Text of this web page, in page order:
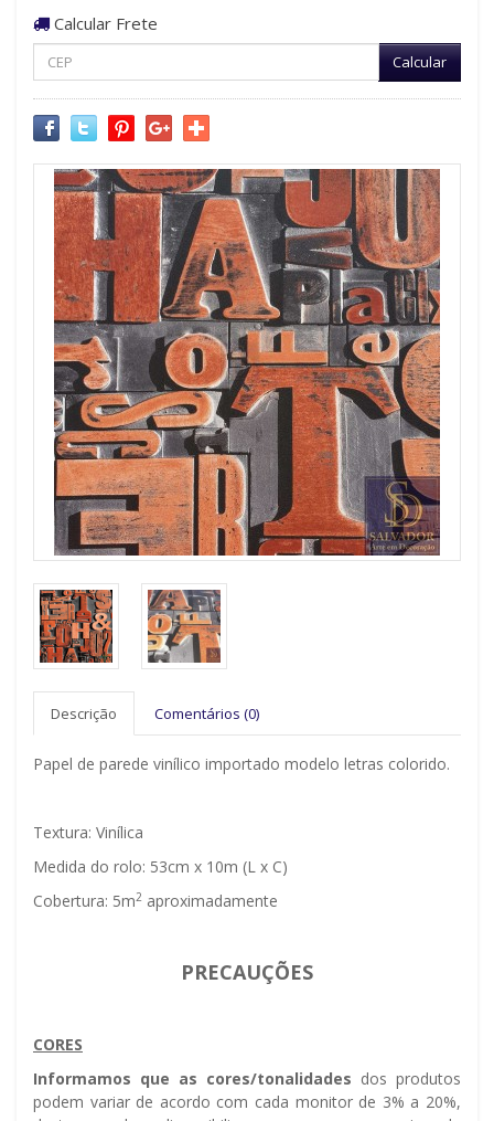
Calcular Frete
Calcular
Descrição Comentários (0)
Papel de parede vinílico importado modelo letras colorido.
Textura: Vinílica
Medida do rolo: 53cm x 10m (L x C)
Cobertura: 5m2 aproximadamente
PRECAUÇÕES
CORES
Informamos que as cores/tonalidades dos produtos
podem variar de acordo com cada monitor de 3% a 20%,